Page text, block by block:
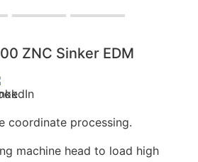
ZNC Sinker EDM
coordinate processing.
machine head to load high